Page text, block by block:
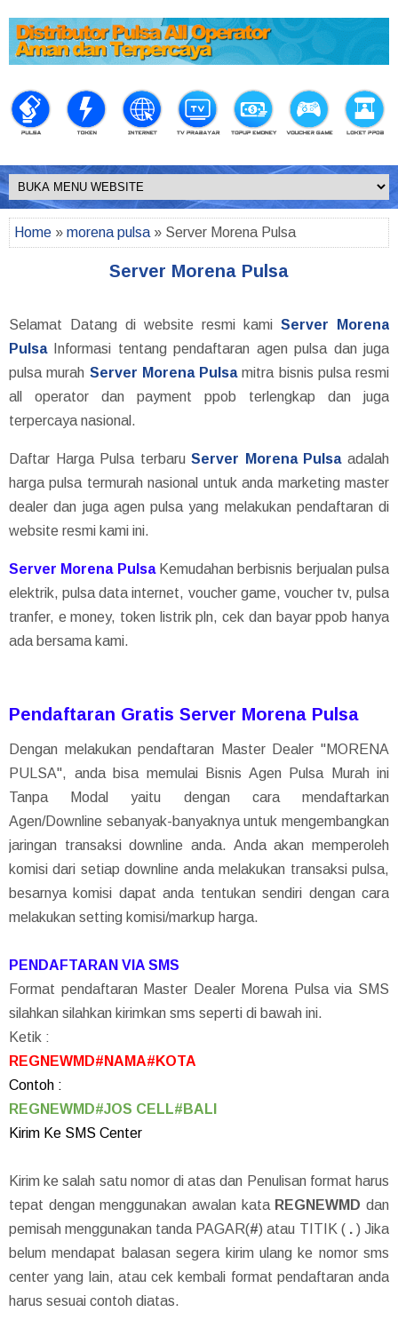
Home » morena pulsa » Server Morena Pulsa
Server Morena Pulsa
Selamat Datang di website resmi kami Server Morena
PulsaInformasi tentang pendaftaran agen pulsa dan juga
pulsa murah Server Morena Pulsamitra bisnis pulsa resmi
all operator dan payment ppob terlengkap dan juga
terpercaya nasional.
Daftar Harga Pulsa terbaruServer Morena Pulsaadalah
harga pulsa termurah nasional untuk anda marketing master
dealer dan juga agen pulsa yang melakukan pendaftaran di
website resmi kami ini.
Server Morena PulsaKemudahan berbisnis berjualan pulsa
elektrik, pulsa data internet, voucher game, voucher tv, pulsa
tranfer, e money, token listrik pln, cek dan bayar ppob hanya
ada bersama kami.
Pendaftaran Gratis Server Morena Pulsa
Dengan melakukan pendaftaran Master Dealer "MORENA
PULSA", anda bisa memulai Bisnis Agen Pulsa Murah ini
Tanpa Modal yaitu dengan cara mendaftarkan
Agen/Downline sebanyak-banyaknya untuk mengembangkan
jaringan transaksi downline anda. Anda akan memperoleh
komisi dari setiap downline anda melakukan transaksi pulsa,
besarnya komisi dapat anda tentukan sendiri dengan cara
melakukan setting komisi/markup harga.
PENDAFTARAN VIA SMS
Format pendaftaran Master Dealer Morena Pulsa via SMS
silahkan silahkan kirimkan sms seperti di bawah ini.
Ketik :
REGNEWMD#NAMA#KOTA
Contoh :
REGNEWMD#JOS CELL#BALI
Kirim Ke SMS Center
Kirim ke salah satu nomor di atas dan Penulisan format harus
tepat dengan menggunakan awalan kata REGNEWMD dan
pemisah menggunakan tanda PAGAR(#) atau TITIK (.) Jika
belum mendapat balasan segera kirim ulang ke nomor sms
center yang lain, atau cek kembali format pendaftaran anda
harus sesuai contoh diatas.